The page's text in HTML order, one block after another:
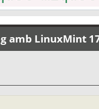
amb LinuxMint